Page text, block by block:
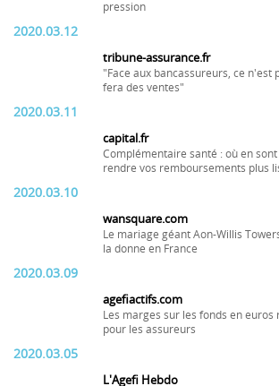
pression
2020.03.12
tribune-assurance.fr
"Face aux bancassureurs, ce n'est
fera des ventes"
2020.03.11
capital.fr
Complémentaire santé : où en
rendre vos remboursements plus
2020.03.10
wansquare.com
Le mariage géant Aon-Willis
la donne en France
2020.03.09
agefiactifs.com
Les marges sur les fonds en euros
pour les assureurs
2020.03.05
L'Agefi Hebdo